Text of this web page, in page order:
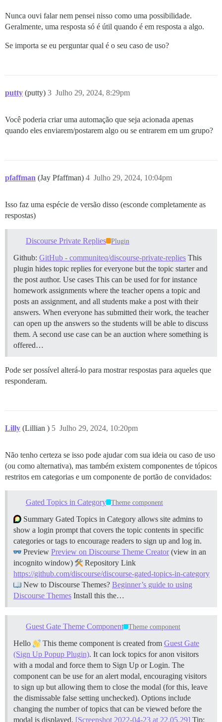
Nunca ouvi falar nem pensei nisso como uma possibilidade.
Geralmente, uma resposta só é útil quando é em resposta a algo.
Se importa se eu perguntar qual é o seu caso de uso?
putty (putty) Julho 29, 2024, 8:29pm
3
Você poderia criar uma automação que seja acionada apenas
quando eles enviarem/postarem algo ou se entrarem em um grupo?
pfaffman (Jay Pfaffman) Julho 29, 2024, 10:04pm
4
Isso faz uma espécie de versão disso (esconde completamente as
respostas)
Discourse Private Replies Plugin
Github: GitHub - communiteq/discourse-private-replies This
plugin hides topic replies for everyone but the topic starter and
the post author. Use cases This can be used for for instance
homework assignments where the teacher opens a topic and
posts an assignment, and all students make a post with their
answers. When everyone has submitted their work, the teacher
can open up the answers so the students will be able to discuss
them. A second use case can be an auction where something is
offered…
Pode ser possível alterá-lo para mostrar respostas para aqueles que
responderam.
Lilly (Lillian ) Julho 29, 2024, 10:20pm
5
Não tenho certeza se isso pode ajudar com sua ideia ou caso de uso
(ou como alternativa), mas também existem componentes de tópicos
restritos em categorias e um componente de portão de convidados:
Gated Topics in Category Theme component
Summary Gated Topics in Category allows site admins to
show a login prompt that covers the topic contents in specific
categories or tags to encourage readers to sign up and log in.
Preview Preview on Discourse Theme Creator(view in an
incognito window)
Repository Link
https://github.com/discourse/discourse-gated-topics-in-category
New to Discourse Themes? Beginner’s guide to using
Discourse Themes Install this the…
Guest Gate Theme Component Theme component
Hello This theme component is created from Guest Gate
(Sign Up Popup Plugin). It can lock topics for anon visitors
with a modal and force them to Sign Up or Login. The
component can be use for an alert modal, encouraging visitors
to sign up but allowing them to close the modal (for this, leave
the dismissable false setting unchecked). Options include
changing the number of topics that can be viewed before the
modal is displayed. [Screenshot 2022-04-23 at 22.05.29] Tip: